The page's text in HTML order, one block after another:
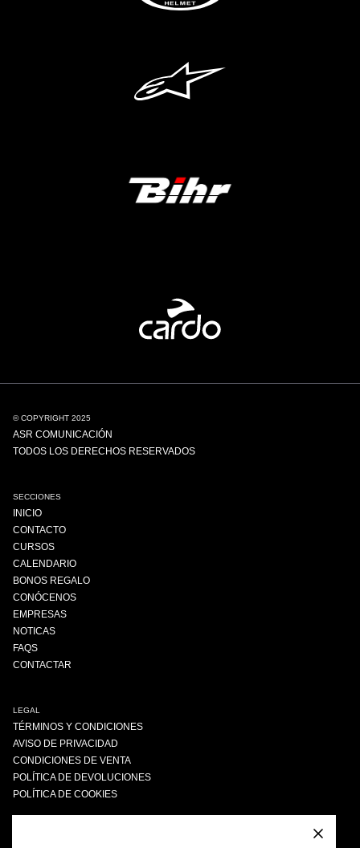
© COPYRIGHT 2025
ASR COMUNICACIÓN
TODOS LOS DERECHOS RESERVADOS
SECCIONES
INICIO
CONTACTO
CURSOS
CALENDARIO
BONOS REGALO
CONÓCENOS
EMPRESAS
NOTICAS
FAQS
CONTACTAR
LEGAL
TÉRMINOS Y CONDICIONES
AVISO DE PRIVACIDAD
CONDICIONES DE VENTA
POLÍTICA DE DEVOLUCIONES
POLÍTICA DE COOKIES